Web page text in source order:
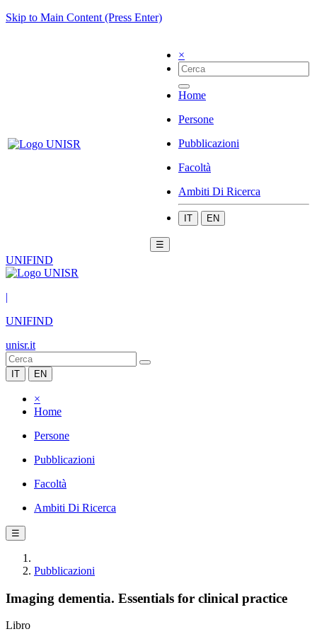
Skip to Main Content (Press Enter)
×
Home
Persone
Pubblicazioni
Facoltà
Ambiti Di Ricerca
IT EN
☰
UNIFIND
|
UNIFIND
unisr.it
IT EN
×
Home
Persone
Pubblicazioni
Facoltà
Ambiti Di Ricerca
☰
Pubblicazioni
Imaging dementia. Essentials for clinical practice
Libro